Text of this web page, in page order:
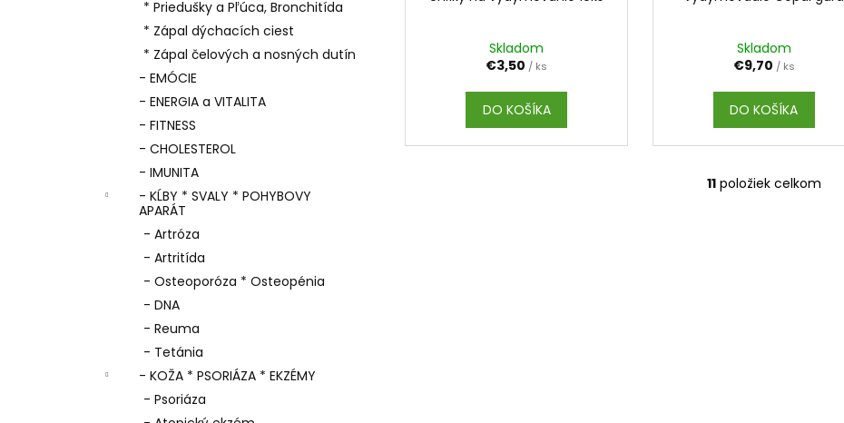
* Priedušky a Pľúca, Bronchitída
* Zápal dýchacích ciest
* Zápal čelových a nosných dutín
- EMÓCIE
- ENERGIA a VITALITA
- FITNESS
- CHOLESTEROL
- IMUNITA
- KĹBY * SVALY * POHYBOVY
APARÁT
- Artróza
- Artritída
- Osteoporóza * Osteopénia
- DNA
- Reuma
- Tetánia
- KOŽA * PSORIÁZA * EKZÉMY
- Psoriáza
Skladom
€3,50 / ks
DO KOŠÍKA
Skladom
€9,70 / ks
DO KOŠÍKA
O
11 položiek celkom